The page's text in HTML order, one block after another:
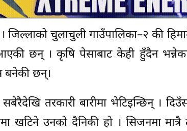
जिल्लाको चुलाचुली गाउँपालिका–२ की
छन् । कृषि पेसाबाट केही हुँदैन
बनेकी छन्।
सबेरैदेखि तरकारी बारीमा भेटिइन्छिन् ।
खटिने उनको दैनिकी हो । सिजनमा